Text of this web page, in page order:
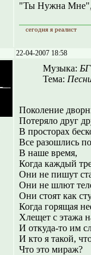
"Ты Нужна
сегодня я реалист
22-04-2007 18:58
Музыка: БГ
Тема:
Поколение
Потеряло друг
В просторах
Все разошлись
В наше время,
Когда каждый
Они не пишут
Они не шлют
Они стоят как
Когда горящая
Хлещет с этажа
И откуда-то им
И кто я такой,
Что это мираж?